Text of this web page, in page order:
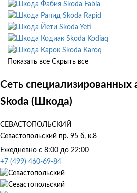
Skoda Fabia
Skoda Rapid
Skoda Yeti
Skoda Kodiaq
Skoda Karoq
Показать все Скрыть все
Сеть специализированных
Skoda (Шкода)
СЕВАСТОПОЛЬСКИЙ
Севастопольский пр. 95 б, к.8
Ежедневно с 8:00 до 22:00
+7 (499) 460-69-84